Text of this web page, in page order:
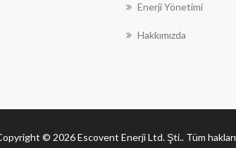
Enerji Yönetimi
Hakkımızda
© 2026 Escovent Enerji Ltd. Şti.. Tüm hakları